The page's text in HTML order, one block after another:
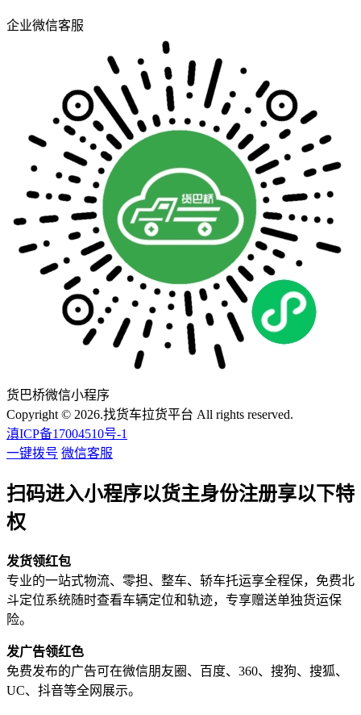
企业微信客服
货巴桥微信小程序
Copyright © 2026.找货车拉货平台 All rights reserved.
滇ICP备17004510号-1
一键拨号 微信客服
扫码进入小程序以货主身份注册享以下特
权
发货领红包
专业的一站式物流、零担、整车、轿车托运享全程保，免费北
斗定位系统随时查看车辆定位和轨迹，专享赠送单独货运保
险。
发广告领红色
免费发布的广告可在微信朋友圈、百度、360、搜狗、搜狐、
UC、抖音等全网展示。